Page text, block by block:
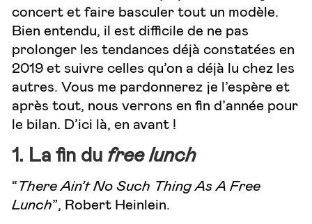
concert et faire basculer tout un modèle.
Bien entendu, il est difficile de ne pas
prolonger les tendances déjà constatées en
2019 et suivre celles qu’on a déjà lu chez les
autres. Vous me pardonnerez je l’espère et
après tout, nous verrons en fin d’année pour
le bilan. D’ici là, en avant !
1. La fin du free lunch
“There Ain’t No Such Thing As A Free
Lunch”, Robert Heinlein.